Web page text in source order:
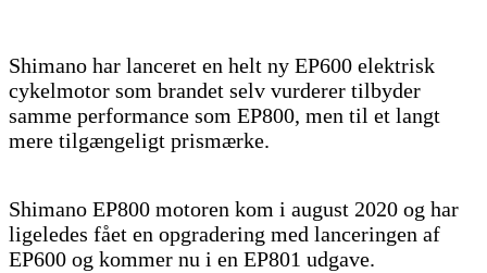
Shimano har lanceret en helt ny EP600 elektrisk
cykelmotor som brandet selv vurderer tilbyder
samme performance som EP800, men til et langt
mere tilgængeligt prismærke.
Shimano EP800 motoren kom i august 2020 og har
ligeledes fået en opgradering med lanceringen af
EP600 og kommer nu i en EP801 udgave.